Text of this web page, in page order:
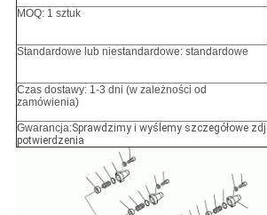
MOQ: 1 sztuk
Standardowe lub niestandardowe: standardowe
Czas dostawy: 1-3 dni (w zależności od
zamówienia)
Gwarancja:Sprawdzimy i wyślemy szczegółowe
potwierdzenia